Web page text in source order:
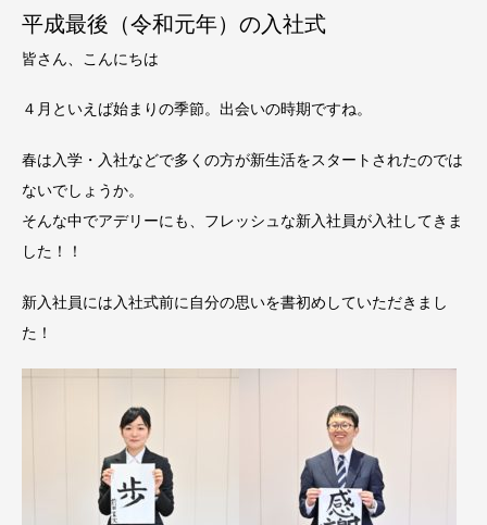
平成最後（令和元年）の入社式
皆さん、こんにちは
４月といえば始まりの季節。出会いの時期ですね。
春は入学・入社などで多くの方が新生活をスタートされたのでは
ないでしょうか。
そんな中でアデリーにも、フレッシュな新入社員が入社してきま
した！！
新入社員には入社式前に自分の思いを書初めしていただきまし
た！